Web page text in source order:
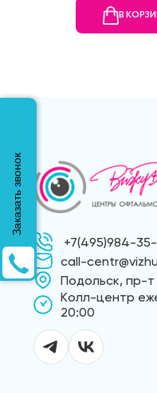
В
+7(495)984-
call-
Подольск, пр-
Kолл-центр
20:00
Заказать звонок